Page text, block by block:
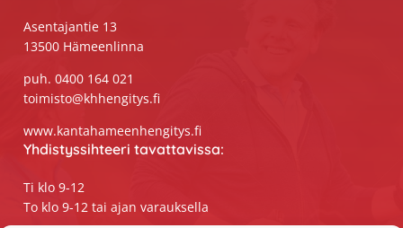
Asentajantie 13
13500 Hämeenlinna
puh. 0400 164 021
toimisto@khhengitys.fi
www.kantahameenhengitys.fi
Yhdistyssihteeri tavattavissa:
Ti klo 9-12
To klo 9-12 tai ajan varauksella